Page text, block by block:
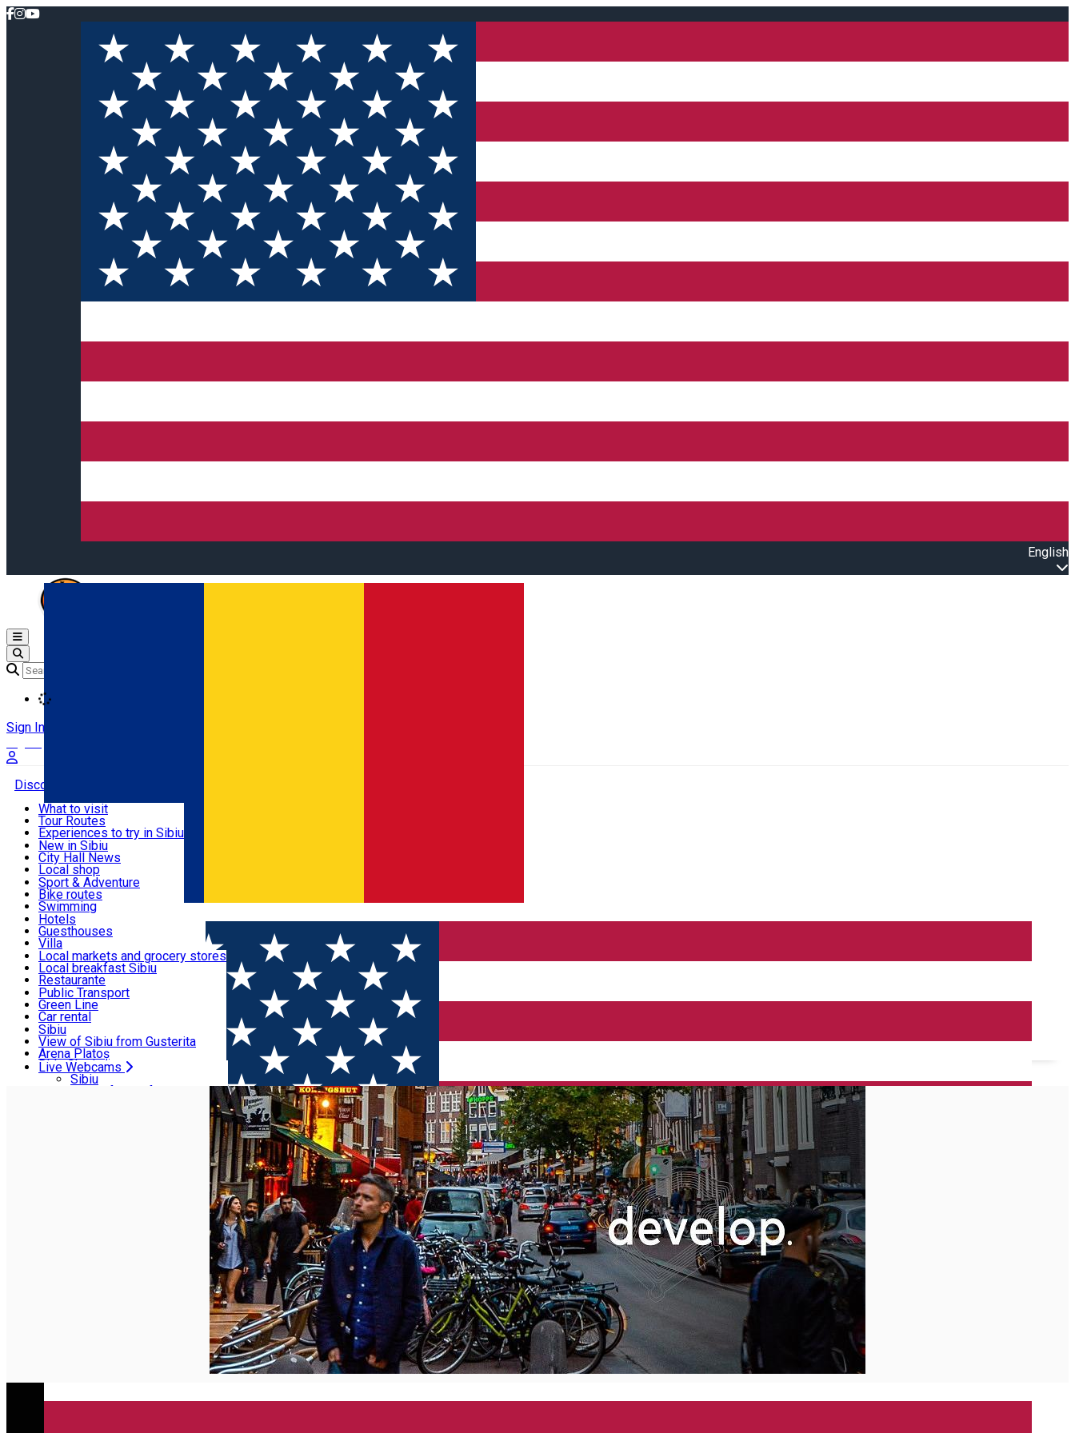
English
Română
Open main menu
Sign In
Discover
Useful info
Activities & Adventure
Accommodation
Food, Drinks & Nightlife
Transport & Parking
Live Webcams
What to visit
Tour Routes
Experiences to try in Sibiu
Podcast
Culture
Museums
Churches
Parks, Zoo
County of Sibiu
New in Sibiu
City Hall News
Local shop
Sibiu artisans
Sibiul Verde
Public services
Education
How do I get to Sibiu
Tourist Info
Tour Guides
Guided tours
Publicații locale
Beauty salons
Sport & Adventure
Bike routes
Swimming
Riding
Indoor activities
Loc de joacă indoor
Loc de joacă outdoor
Ski
Ice skating
Yoga
Hotels
Guesthouses
Villa
Hostels
Motel
Camping
Renting rooms
Rooms for rent
Accommodation outside Sibiu
Local markets and grocery stores
Local breakfast Sibiu
Restaurante
Pizza
Fast Food
Coffee
Sweets
Pub, Bar
Night clubs
Bakeries
Public Transport
Green Line
Car rental
Rent a bike
Scooter rentals
Taxi
Ride Sharing
Parking tickets
Parking places
Sibiu
View of Sibiu from Gusterita
Arena Platoș
Live Webcams
Sibiu
View of Sibiu from Gusterita
Home Event organizer Asociația Develop